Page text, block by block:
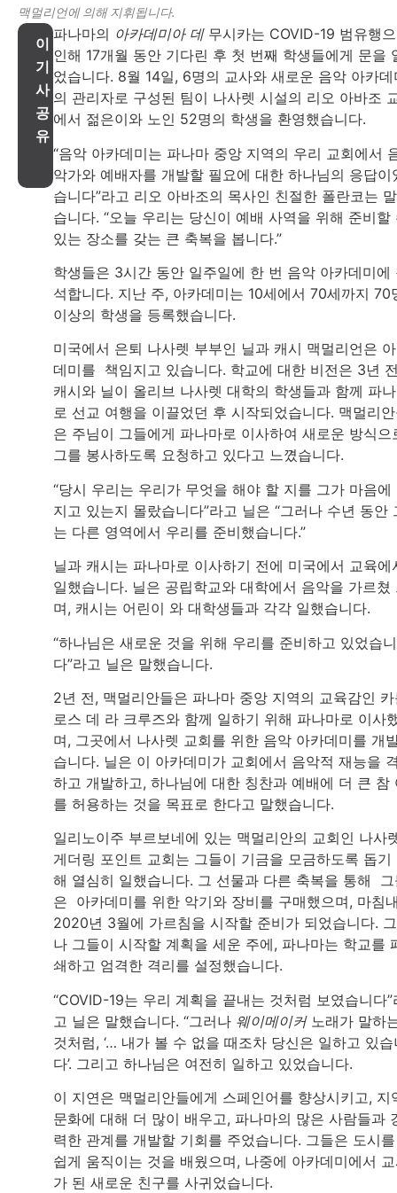
맥멀리언에 의해 지휘됩니다.
이
기
사
공
유
파나마의 아카데미아 데무시카는 COVID-19 범유행
인해 17개월 동안 기다린 후 첫 번째 학생들에게 문을
었습니다. 8월 14일, 6명의 교사와 새로운 음악 아카데
의 관리자로 구성된 팀이 나사렛 시설의 리오 아바조
에서 젊은이와 노인 52명의 학생을 환영했습니다.
“음악 아카데미는 파나마 중앙 지역의 우리 교회에서
악가와 예배자를 개발할 필요에 대한 하나님의 응답이
습니다”라고 리오 아바조의 목사인 친절한 폴란코는
습니다. “오늘 우리는 당신이 예배 사역을 위해 준비할
있는 장소를 갖는 큰 축복을 봅니다.”
학생들은 3시간 동안 일주일에 한 번 음악 아카데미에
석합니다. 지난 주, 아카데미는 10세에서 70세까지 70
이상의 학생을 등록했습니다.
미국에서 은퇴 나사렛 부부인 닐과 캐시 맥멀리언은
데미를 책임지고 있습니다. 학교에 대한 비전은 3년
캐시와 닐이 올리브 나사렛 대학의 학생들과 함께 파
로 선교 여행을 이끌었던 후 시작되었습니다. 맥멀리
은 주님이 그들에게 파나마로 이사하여 새로운 방식으
그를 봉사하도록 요청하고 있다고 느꼈습니다.
“당시 우리는 우리가 무엇을 해야 할 지를 그가 마음에
지고 있는지 몰랐습니다”라고 닐은 “그러나 수년 동안
는 다른 영역에서 우리를 준비했습니다.”
닐과 캐시는 파나마로 이사하기 전에 미국에서 교육에
일했습니다. 닐은 공립학교와 대학에서 음악을 가르쳤
며, 캐시는 어린이 와 대학생들과 각각 일했습니다.
“하나님은 새로운 것을 위해 우리를 준비하고 있었습니
다”라고 닐은 말했습니다.
2년 전, 맥멀리안들은 파나마 중앙 지역의 교육감인
로스 데 라 크루즈와 함께 일하기 위해 파나마로 이사
며, 그곳에서 나사렛 교회를 위한 음악 아카데미를 개
습니다. 닐은 이 아카데미가 교회에서 음악적 재능을
하고 개발하고, 하나님에 대한 칭찬과 예배에 더 큰 참
를 허용하는 것을 목표로 한다고 말했습니다.
일리노이주 부르보네에 있는 맥멀리안의 교회인 나사
게더링 포인트 교회는 그들이 기금을 모금하도록 돕기
해 열심히 일했습니다. 그 선물과 다른 축복을 통해
은 아카데미를 위한 악기와 장비를 구매했으며, 마침
2020년 3월에 가르침을 시작할 준비가 되었습니다.
나 그들이 시작할 계획을 세운 주에, 파나마는 학교를
쇄하고 엄격한 격리를 설정했습니다.
“COVID-19는 우리 계획을 끝내는 것처럼 보였습니다”
고 닐은 말했습니다. “그러나 웨이메이커노래가 말하
것처럼, ‘… 내가 볼 수 없을 때조차 당신은 일하고 있습
다’. 그리고 하나님은 여전히 일하고 있었습니다.
이 지연은 맥멀리안들에게 스페인어를 향상시키고, 지
문화에 대해 더 많이 배우고, 파나마의 많은 사람들과
력한 관계를 개발할 기회를 주었습니다. 그들은 도시
쉽게 움직이는 것을 배웠으며, 나중에 아카데미에서
가 된 새로운 친구를 사귀었습니다.